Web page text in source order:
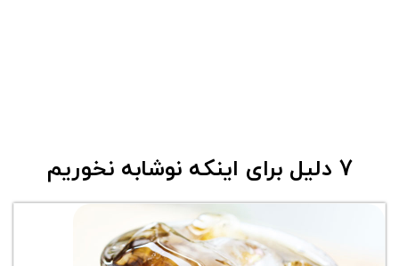
7 دلیل برای اینکه نوشابه نخوریم